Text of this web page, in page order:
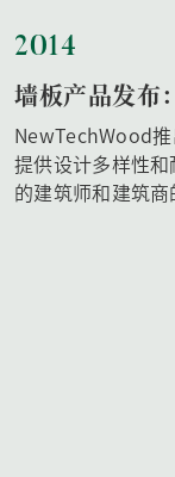
2014
墙板产品发布
NewTechWood推
提供设计多样性
的建筑师和建筑商